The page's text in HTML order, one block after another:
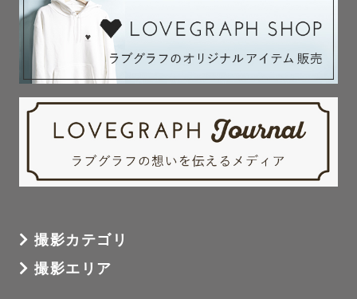
撮影カテゴリ
撮影エリア